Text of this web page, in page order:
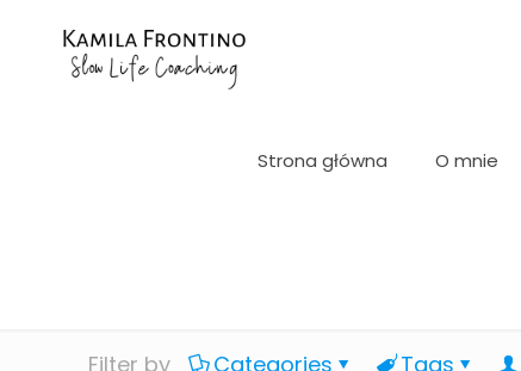
Strona główna O mnie
Filter by Categories Tags